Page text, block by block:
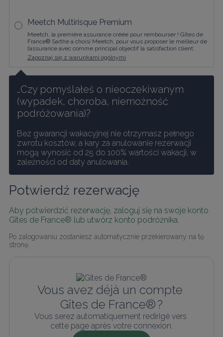
Meetch Multirisque Premium
Meetch, la première assurance créée pour rembourser ! Gîtes de
France® Sarthe a choisi Meetch, pour vous proposer le meilleur de
l’assurance avec comme principal objectif la satisfaction client.
Zapoznaj się z warunkami ogólnymi
…Czy pomyślałeś o nieoczekiwanym
(wypadek, choroba, niemożność
podróżowania)?
Bez gwarancji wakacyjnej nie otrzymasz pełnego
zwrotu kosztów, a kary za anulowanie rezerwacji
mogą wynosić od 25 do 100% wartości wakacji, w
zależności od daty anulowania.
Potwierdź rezerwację
Aby potwierdzić rezerwację, zaloguj się na swoje konto
Gîtes de France® lub utwórz konto podróżnika.
Po zalogowaniu zostaniesz automatycznie przekierowany na tę
stronę.
Vous avez déjà un compte
Gîtes de France® ?
Vous serez automatiquement redirigé vers
cette page après votre connexion.